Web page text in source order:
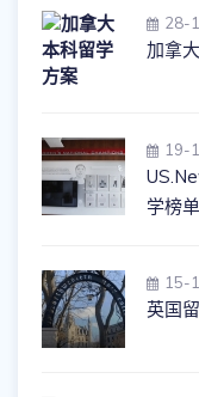
28-
加拿
19-
学榜单
15-
英国